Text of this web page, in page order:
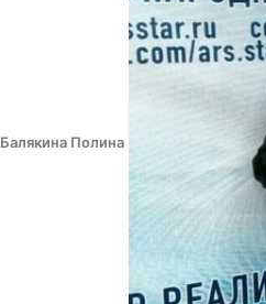
Балякина Полина